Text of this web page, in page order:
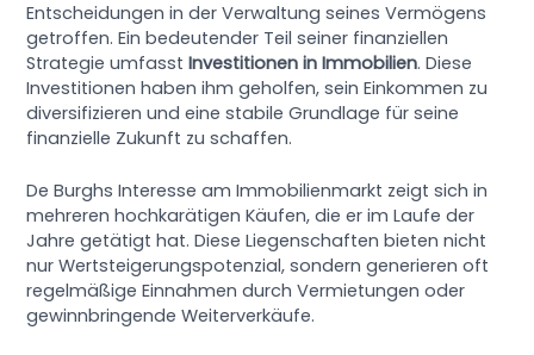
Entscheidungen in der Verwaltung seines Vermögens
getroffen. Ein bedeutender Teil seiner finanziellen
Strategie umfasstInvestitionen in Immobilien. Diese
Investitionen haben ihm geholfen, sein Einkommen zu
diversifizieren und eine stabile Grundlage für seine
finanzielle Zukunft zu schaffen.
De Burghs Interesse am Immobilienmarkt zeigt sich in
mehreren hochkarätigen Käufen, die er im Laufe der
Jahre getätigt hat. Diese Liegenschaften bieten nicht
nur Wertsteigerungspotenzial, sondern generieren oft
regelmäßige Einnahmen durch Vermietungen oder
gewinnbringende Weiterverkäufe.